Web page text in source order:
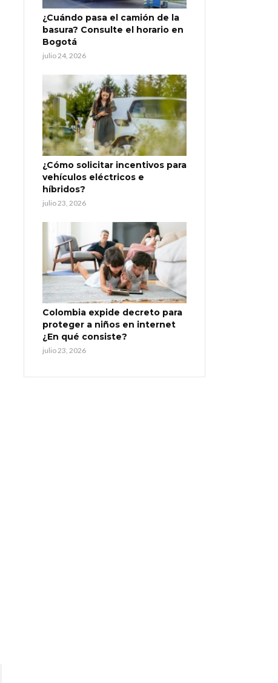
¿Cuándo pasa el camión de la
basura? Consulte el horario en
Bogotá
julio 24, 2026
¿Cómo solicitar incentivos para
vehículos eléctricos e
híbridos?
julio 23, 2026
Colombia expide decreto para
proteger a niños en internet
¿En qué consiste?
julio 23, 2026